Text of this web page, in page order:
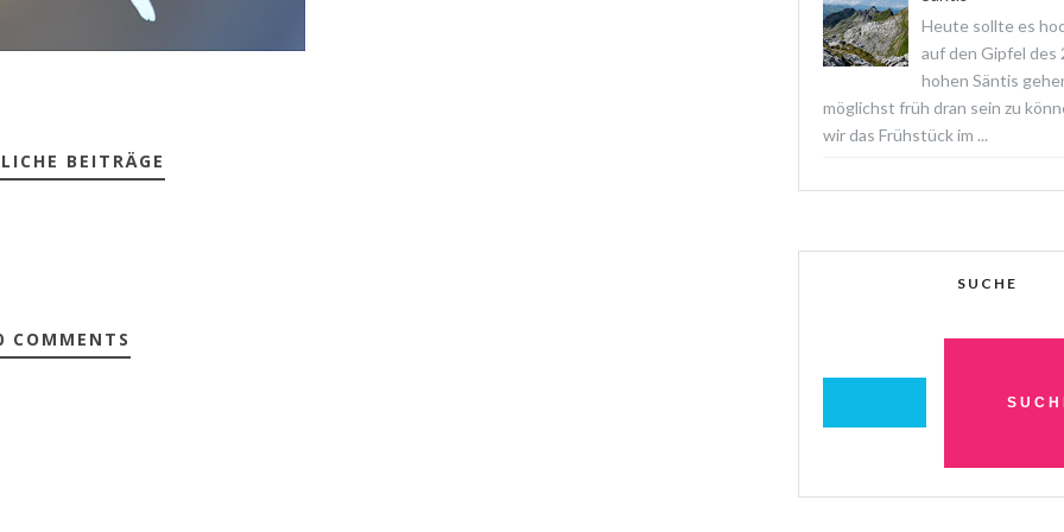
BEITRÄGE
COMMENTS
Heute sollte es
auf den Gipfel des
hohen Säntis
möglichst früh dran sein zu
wir das Frühstück im ...
SUCHE